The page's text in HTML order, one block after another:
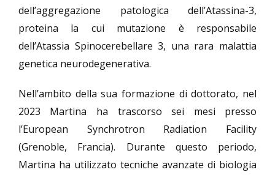
dell’aggregazione patologica dell’Atassina-3,
proteina la cui mutazione è responsabile
dell’Atassia Spinocerebellare 3, una rara malattia
genetica neurodegenerativa.
Nell’ambito della sua formazione di dottorato, nel
2023 Martina ha trascorso sei mesi presso
l’European Synchrotron Radiation Facility
(Grenoble, Francia). Durante questo periodo,
Martina ha utilizzato tecniche avanzate di biologia